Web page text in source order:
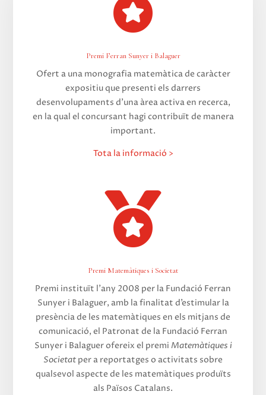
Premi Ferran Sunyer i Balaguer
Ofert a una monografia matemàtica de caràcter
expositiu que presenti els darrers
desenvolupaments d’una àrea activa en recerca,
en la qual el concursant hagi contribuït de manera
important.
Tota la informació >

Premi Matemàtiques i Societat
Premi instituït l’any 2008 per la Fundació Ferran
Sunyer i Balaguer, amb la finalitat d’estimular la
presència de les matemàtiques en els mitjans de
comunicació, el Patronat de la Fundació Ferran
Sunyer i Balaguer ofereix el premi Matemàtiques i
Societat per a reportatges o activitats sobre
qualsevol aspecte de les matemàtiques produïts
als Països Catalans.